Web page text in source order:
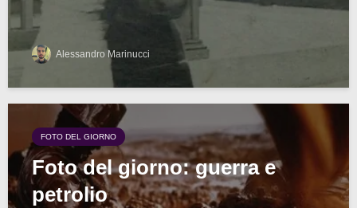
Alessandro Marinucci
FOTO DEL GIORNO
Foto del giorno: guerra e
petrolio